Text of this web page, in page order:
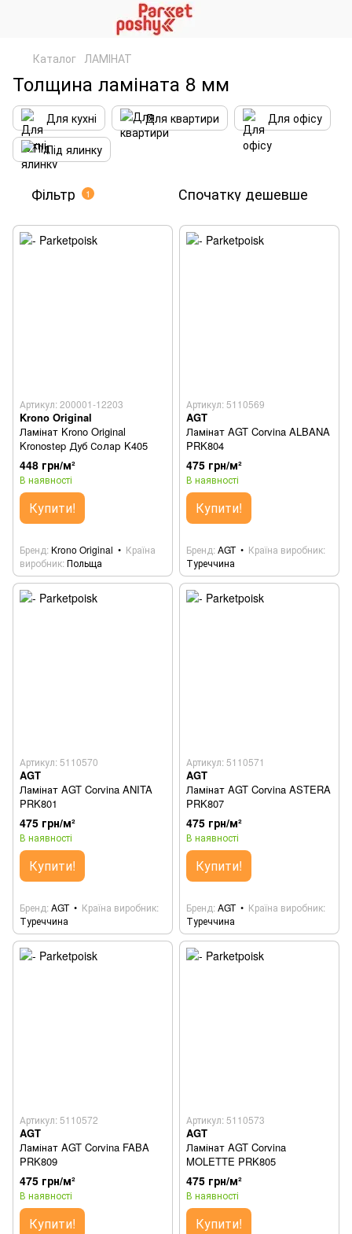
Каталог ЛАМІНАТ
Толщина ламіната 8 мм
Для кухні Для квартири
Для офісу
Під ялинку
Фільтр 1 Спочатку дешевше
Артикул: 200001-12203
Krono Original
Ламінат Krono Original
Kronostep Дуб Солар K405
448 грн/м²
В наявності
Купити!
Бренд Krono Original
Країна
виробник Польща
Артикул: 5110569
AGT
Ламінат AGT Corvina ALBANA
PRK804
475 грн/м²
В наявності
Купити!
Бренд AGT
Країна виробник
Туреччина
Артикул: 5110570
AGT
Ламінат AGT Corvina ANITA
PRK801
475 грн/м²
В наявності
Купити!
Бренд AGT
Країна виробник
Туреччина
Артикул: 5110571
AGT
Ламінат AGT Corvina ASTERA
PRK807
475 грн/м²
В наявності
Купити!
Бренд AGT
Країна виробник
Туреччина
Артикул: 5110572
AGT
Ламінат AGT Corvina FABA
PRK809
475 грн/м²
В наявності
Купити!
Артикул: 5110573
AGT
Ламінат AGT Corvina
MOLETTE PRK805
475 грн/м²
В наявності
Купити!